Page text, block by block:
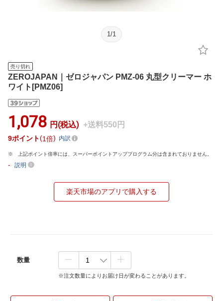
1 /1
売り切れ
ZEROJAPAN｜ゼロジャパン PMZ-06 丸型クリーマー ホ
ワイト[PMZ06]
1,078 円(税込) +送料550円
9ポイント 1倍 内訳
上記ポイント倍率には、スーパーポイントアッププログラム分は含まれておりません。
- 説明
楽天市場のアプリで購入する
数量
※注文数量によりお届け日が変わることがあります。